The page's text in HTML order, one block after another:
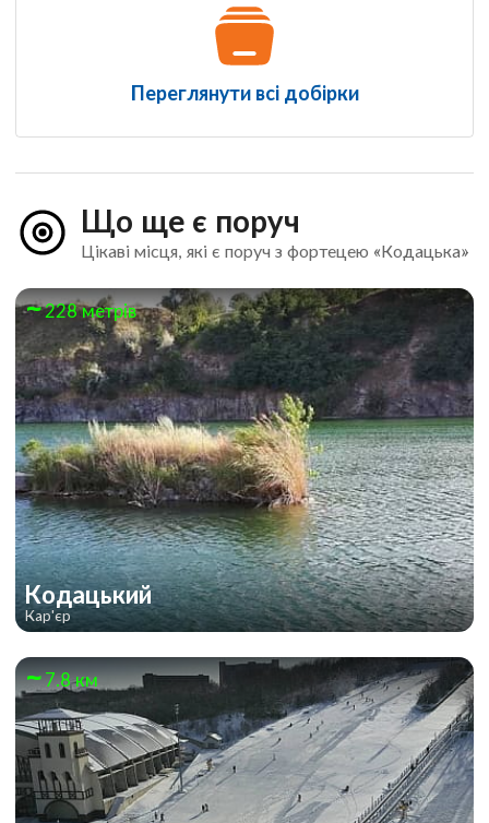
Переглянути всі добірки
Що ще є поруч
Цікаві місця, які є поруч з фортецею «Кодацька»
228 метрів
Кодацький
Кар'єр
7.8 км